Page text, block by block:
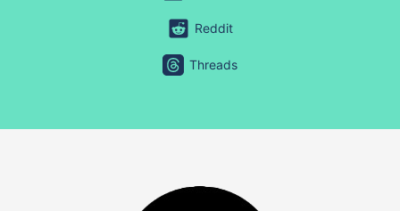
Reddit
Threads